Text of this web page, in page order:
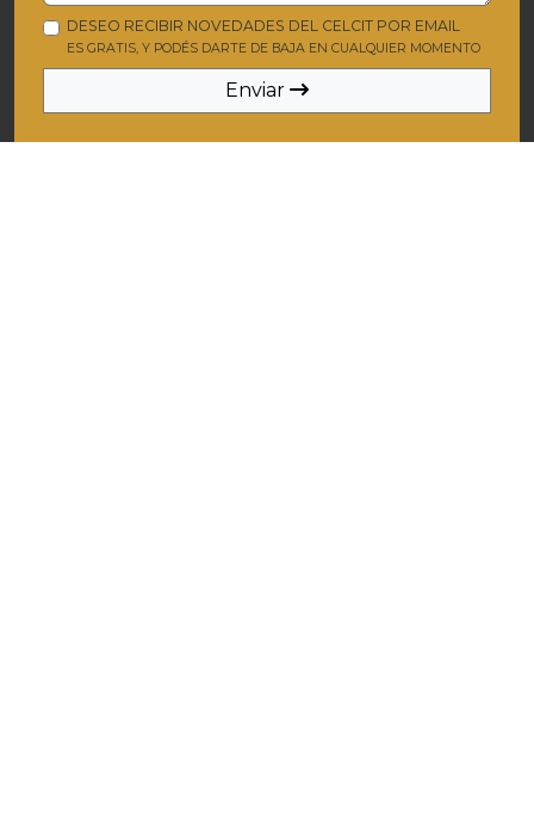
DESEO RECIBIR NOVEDADES DEL CELCIT POR EMAIL
ES GRATIS, Y PODÉS DARTE DE BAJA EN CUALQUIER MOMENTO
Enviar